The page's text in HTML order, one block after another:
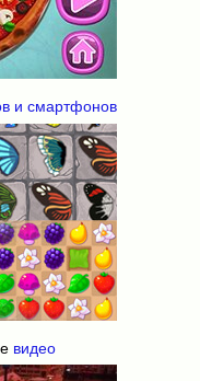
и смартфонов
видео